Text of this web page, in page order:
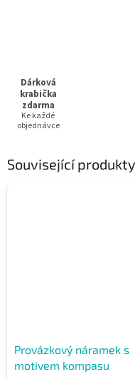
Dárková
krabička
zdarma
Ke každé
objednávce
Související produkty
Provázkový náramek s
motivem kompasu